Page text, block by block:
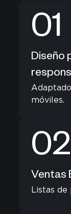
01
Diseño
móviles.
02
Ventas
Listas